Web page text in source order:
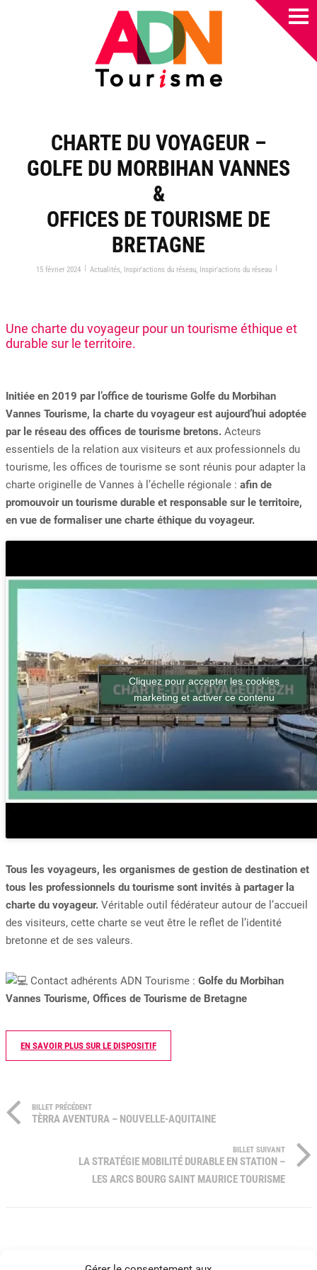
CHARTE DU VOYAGEUR –
GOLFE DU MORBIHAN VANNES
&
OFFICES DE TOURISME DE
BRETAGNE
15 février 2024 | Actualités, Inspir'actions du réseau, Inspir'actions du réseau |
Une charte du voyageur pour un tourisme éthique et
durable sur le territoire.
Initiée en 2019 par l’office de tourisme Golfe du Morbihan
Vannes Tourisme, la charte du voyageur est aujourd’hui adoptée
par le réseau des offices de tourisme bretons. Acteurs
essentiels de la relation aux visiteurs et aux professionnels du
tourisme, les offices de tourisme se sont réunis pour adapter la
charte originelle de Vannes à l’échelle régionale : afin de
promouvoir un tourisme durable et responsable sur le territoire,
en vue de formaliser une charte éthique du voyageur.
Cliquez pour accepter les cookies
marketing et activer ce contenu
Tous les voyageurs, les organismes de gestion de destination et
tous les professionnels du tourisme sont invités à partager la
charte du voyageur. Véritable outil fédérateur autour de l’accueil
des visiteurs, cette charte se veut être le reflet de l’identité
bretonne et de ses valeurs.
Contact adhérents ADN Tourisme : Golfe du Morbihan
Vannes Tourisme, Offices de Tourisme de Bretagne
EN SAVOIR PLUS SUR LE DISPOSITIF
BILLET PRÉCÉDENT
TÈRRA AVENTURA – NOUVELLE-AQUITAINE
BILLET SUIVANT
LA STRATÉGIE MOBILITÉ DURABLE EN STATION –
LES ARCS BOURG SAINT MAURICE TOURISME